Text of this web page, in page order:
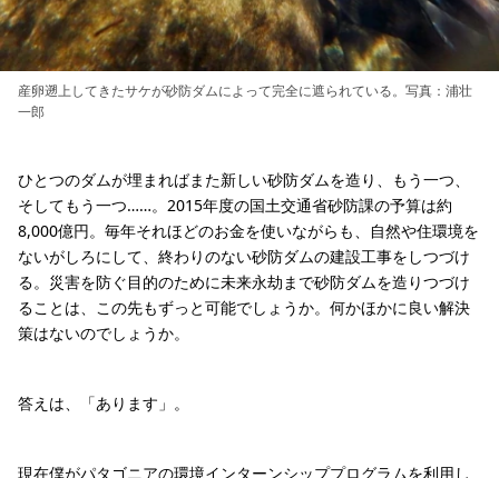
産卵遡上してきたサケが砂防ダムによって完全に遮られている。写真：浦壮
一郎
ひとつのダムが埋まればまた新しい砂防ダムを造り、もう一つ、
そしてもう一つ……。2015年度の国土交通省砂防課の予算は約
8,000億円。毎年それほどのお金を使いながらも、自然や住環境を
ないがしろにして、終わりのない砂防ダムの建設工事をしつづけ
る。災害を防ぐ目的のために未来永劫まで砂防ダムを造りつづけ
ることは、この先もずっと可能でしょうか。何かほかに良い解決
策はないのでしょうか。
答えは、「あります」。
現在僕がパタゴニアの環境インターンシッププログラムを利用し